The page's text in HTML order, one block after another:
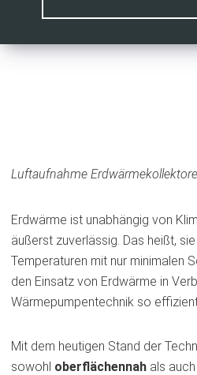
Luftaufnahme
Erdwärme ist unabhängig von
äußerst zuverlässig. Das heißt,
Temperaturen mit nur minimalen
den Einsatz von Erdwärme in
Wärmepumpentechnik so
Mit dem heutigen Stand der
sowohl oberflächennah als